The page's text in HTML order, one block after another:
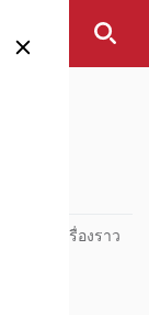
ตามทุกเรื่องราว